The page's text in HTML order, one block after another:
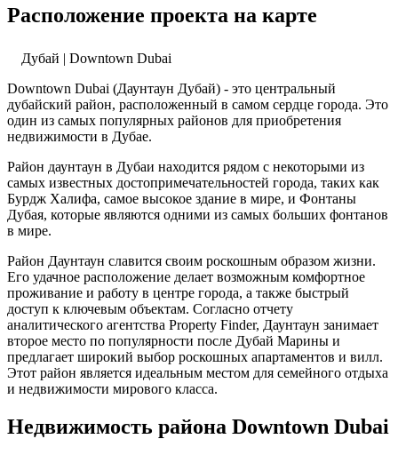
Расположение проекта на карте
Дубай | Downtown Dubai
Downtown Dubai (Даунтаун Дубай) - это центральный
дубайский район, расположенный в самом сердце города. Это
один из самых популярных районов для приобретения
недвижимости в Дубае.
Район даунтаун в Дубаи находится рядом с некоторыми из
самых известных достопримечательностей города, таких как
Бурдж Халифа, самое высокое здание в мире, и Фонтаны
Дубая, которые являются одними из самых больших фонтанов
в мире.
Район Даунтаун славится своим роскошным образом жизни.
Его удачное расположение делает возможным комфортное
проживание и работу в центре города, а также быстрый
доступ к ключевым объектам. Согласно отчету
аналитического агентства Property Finder, Даунтаун занимает
второе место по популярности после Дубай Марины и
предлагает широкий выбор роскошных апартаментов и вилл.
Этот район является идеальным местом для семейного отдыха
и недвижимости мирового класса.
Недвижимость района Downtown Dubai